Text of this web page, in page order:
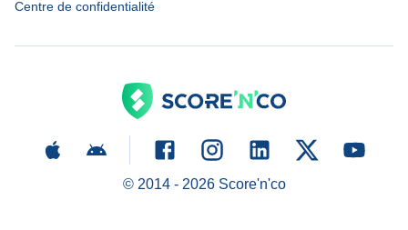
Centre de confidentialité
© 2014 - 2026Score'n'co